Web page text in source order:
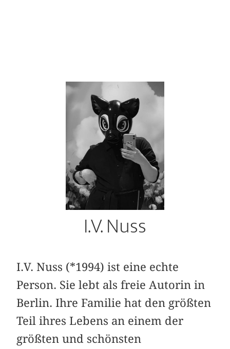
I.V. Nuss
I.V. Nuss (*1994) ist eine echte
Person. Sie lebt als freie Autorin in
Berlin. Ihre Familie hat den größten
Teil ihres Lebens an einem der
größten und schönsten